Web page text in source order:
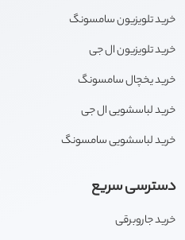
خرید تلویزیون سامسونگ
خرید تلویزیون ال جی
خرید یخچال سامسونگ
خرید لباسشویی ال جی
خرید لباسشویی سامسونگ
دسترسی سریع
خرید جاروبرقی